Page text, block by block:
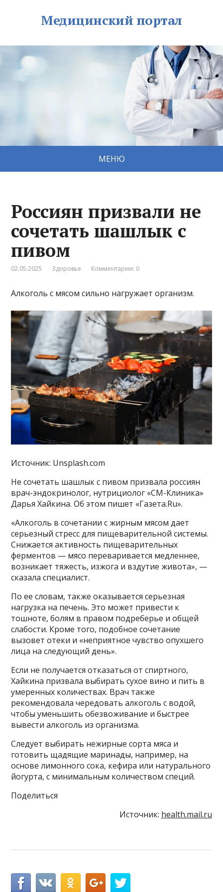
Медицинский портал
МЕНЮ
Россиян призвали не
сочетать шашлык с
пивом
02.05.2025 Здоровье Комментарии: 0
Алкоголь с мясом сильно нагружает организм.
Источник: Unsplash.com
Не сочетать шашлык с пивом призвала россиян
врач-эндокринолог, нутрициолог «СМ-Клиника»
Дарья Хайкина. Об этом пишет «Газета.Ru».
«Алкоголь в сочетании с жирным мясом дает
серьезный стресс для пищеварительной системы.
Снижается активность пищеварительных
ферментов — мясо переваривается медленнее,
возникает тяжесть, изжога и вздутие живота», —
сказала специалист.
По ее словам, также оказывается серьезная
нагрузка на печень. Это может привести к
тошноте, болям в правом подреберье и общей
слабости. Кроме того, подобное сочетание
вызовет отеки и «неприятное чувство опухшего
лица на следующий день».
Если не получается отказаться от спиртного,
Хайкина призвала выбирать сухое вино и пить в
умеренных количествах. Врач также
рекомендовала чередовать алкоголь с водой,
чтобы уменьшить обезвоживание и быстрее
вывести алкоголь из организма.
Следует выбирать нежирные сорта мяса и
готовить щадящие маринады, например, на
основе лимонного сока, кефира или натурального
йогурта, с минимальным количеством специй.
Поделиться
Источник: health.mail.ru